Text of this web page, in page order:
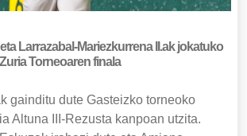
Larrazabal-Mariezkurrena II.ak jokatuko
Torneoaren finala
gainditu dute Gasteizko torneoko
Altuna III-Rezusta kanpoan utzita.